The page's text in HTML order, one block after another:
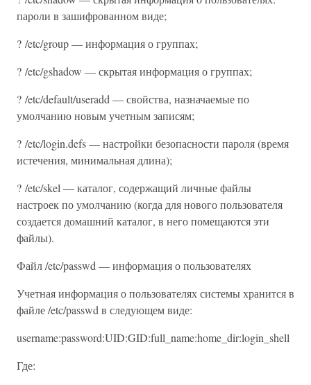
пароли в зашифрованном виде;
? /etc/group — информация о группах;
? /etc/gshadow — скрытая информация о группах;
? /etc/default/useradd — свойства, назначаемые по
умолчанию новым учетным записям;
? /etc/login.defs — настройки безопасности пароля (время
истечения, минимальная длина);
? /etc/skel — каталог, содержащий личные файлы
настроек по умолчанию (когда для нового пользователя
создается домашний каталог, в него помещаются эти
файлы).
Файл /etc/passwd — информация о пользователях
Учетная информация о пользователях системы хранится в
файле /etc/passwd в следующем виде:
username:password:UID:GID:full_name:home_dir:login_shell
Где: